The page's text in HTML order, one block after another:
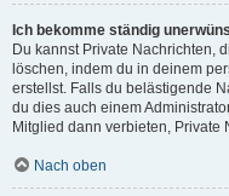
Ich bekomme ständig
Du kannst Private Nachrichten,
löschen, indem du in deinem
erstellst. Falls du belästigende
du dies auch einem
Mitglied dann verbieten, Private
Nach oben